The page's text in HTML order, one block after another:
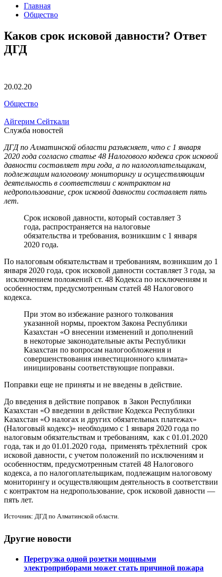
Главная
Общество
Каков срок исковой давности? Ответ
ДГД
20.02.20
Общество
Айгерим Сейткали
Служба новостей
ДГД по Алматинской области разъясняет, что с 1 января
2020 года согласно статье 48 Налогового кодекса срок исковой
давности составляет три года, а по налогоплательщикам,
подлежащим налоговому мониторингу и осуществляющим
деятельность в соответствии с контрактом на
недропользование, срок исковой давности составляет пять
лет.
Срок исковой давности, который составляет 3
года, распространяется на налоговые
обязательства и требования, возникшим с 1 января
2020 года.
По налоговым обязательствам и требованиям, возникшим до 1
января 2020 года, срок исковой давности составляет 3 года, за
исключением положений ст. 48 Кодекса по исключениям и
особенностям, предусмотренным статей 48 Налогового
кодекса.
При этом во избежание разного толкования
указанной нормы, проектом Закона Республики
Казахстан «О внесении изменений и дополнений
в некоторые законодательные акты Республики
Казахстан по вопросам налогообложения и
совершенствования инвестиционного климата»
инициированы соответствующие поправки.
Поправки еще не приняты и не введены в действие.
До введения в действие поправок в Закон Республики
Казахстан «О введении в действие Кодекса Республики
Казахстан «О налогах и других обязательных платежах»
(Налоговый кодекс)» необходимо с 1 января 2020 года по
налоговым обязательствам и требованиям, как с 01.01.2020
года, так и до 01.01.2020 года, применять трёхлетний срок
исковой давности, с учетом положений по исключениям и
особенностям, предусмотренным статей 48 Налогового
кодекса, а по налогоплательщикам, подлежащим налоговому
мониторингу и осуществляющим деятельность в соответствии
с контрактом на недропользование, срок исковой давности —
пять лет.
Источник: ДГД по Алматинской области.
Другие новости
Перегрузка одной розетки мощными
электроприборами может стать причиной пожара